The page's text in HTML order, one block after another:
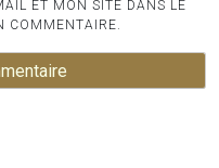
ET MON SITE DANS LE
COMMENTAIRE.